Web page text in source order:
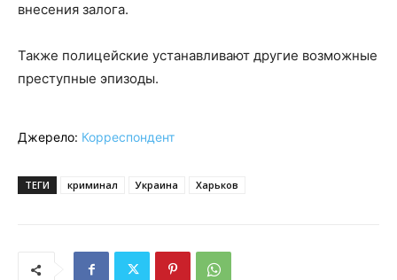
внесения залога.
Также полицейские устанавливают другие возможные
преступные эпизоды.
Джерело: Корреспондент
ТЕГИ криминал Украина Харьков